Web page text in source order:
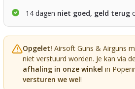
14 dagen niet goed, geld terug
Opgelet! Airsoft Guns & Airguns
niet verstuurd worden. Je kan via
afhaling in onze winkel in
versturen we wel!